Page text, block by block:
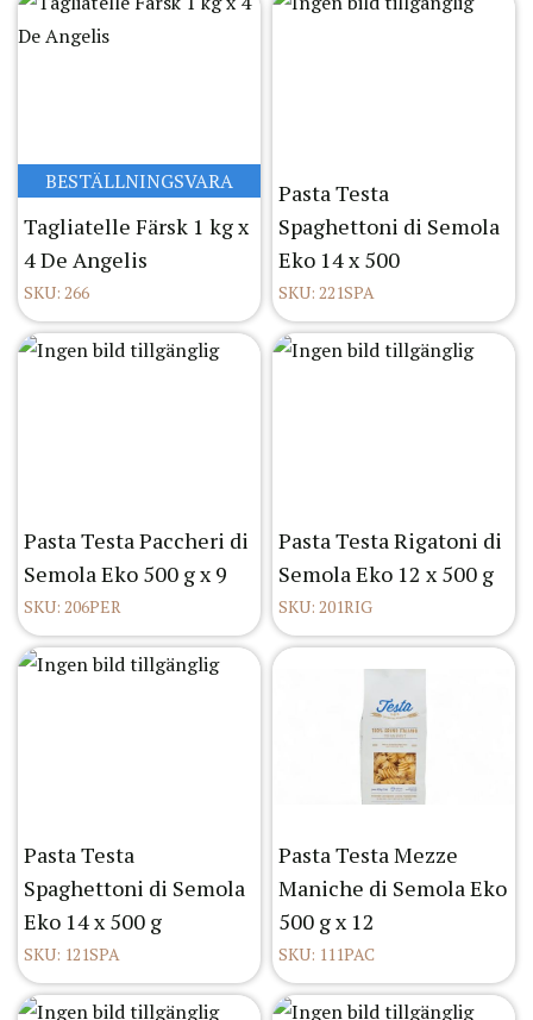
BESTÄLLNINGSVARA
Tagliatelle Färsk 1 kg x
4 De Angelis
SKU: 266
Pasta Testa
Spaghettoni di Semola
Eko 14 x 500
SKU: 221SPA
Pasta Testa Paccheri di
Semola Eko 500 g x 9
SKU: 206PER
Pasta Testa Rigatoni di
Semola Eko 12 x 500 g
SKU: 201RIG
Pasta Testa
Spaghettoni di Semola
Eko 14 x 500 g
SKU: 121SPA
Pasta Testa Mezze
Maniche di Semola Eko
500 g x 12
SKU: 111PAC